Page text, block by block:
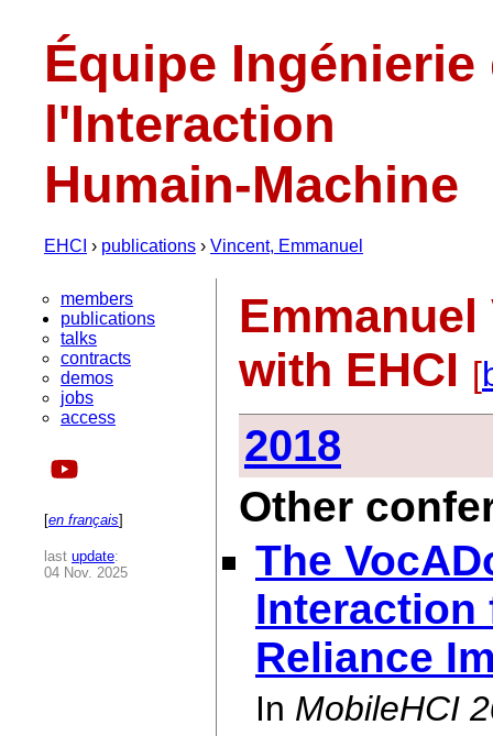
Équipe Ingénierie
l'Interaction
Humain-Machine
EHCI › publications › Vincent, Emmanuel
members
publications
talks
contracts
demos
jobs
access
[en français]
last update:
04 Nov. 2025
with EHCI [
2018
Other
The
Interaction
Reliance
In MobileHCI